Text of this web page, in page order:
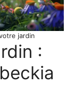
jardin
: